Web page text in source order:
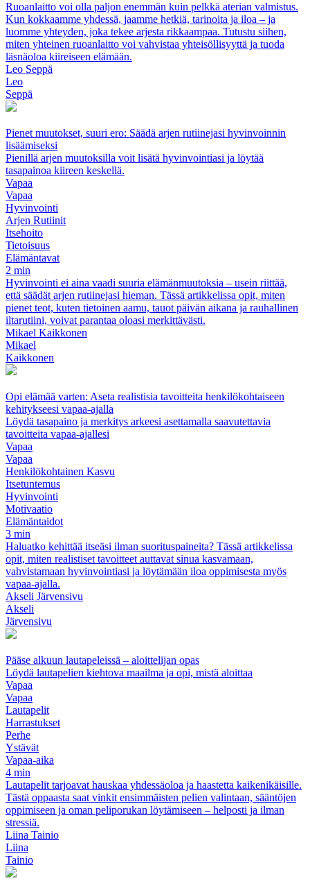
Ruoanlaitto voi olla paljon enemmän kuin pelkkä aterian valmistus.
Kun kokkaamme yhdessä, jaamme hetkiä, tarinoita ja iloa – ja
luomme yhteyden, joka tekee arjesta rikkaampaa. Tutustu siihen,
miten yhteinen ruoanlaitto voi vahvistaa yhteisöllisyyttä ja tuoda
läsnäoloa kiireiseen elämään.
Leo Seppä
Leo
Seppä
Pienet muutokset, suuri ero: Säädä arjen rutiinejasi hyvinvoinnin
lisäämiseksi
Pienillä arjen muutoksilla voit lisätä hyvinvointiasi ja löytää
tasapainoa kiireen keskellä.
Vapaa
Vapaa
Hyvinvointi
Arjen Rutiinit
Itsehoito
Tietoisuus
Elämäntavat
2 min
Hyvinvointi ei aina vaadi suuria elämänmuutoksia – usein riittää,
että säädät arjen rutiinejasi hieman. Tässä artikkelissa opit, miten
pienet teot, kuten tietoinen aamu, tauot päivän aikana ja rauhallinen
iltarutiini, voivat parantaa oloasi merkittävästi.
Mikael Kaikkonen
Mikael
Kaikkonen
Opi elämää varten: Aseta realistisia tavoitteita henkilökohtaiseen
kehitykseesi vapaa-ajalla
Löydä tasapaino ja merkitys arkeesi asettamalla saavutettavia
tavoitteita vapaa-ajallesi
Vapaa
Vapaa
Henkilökohtainen Kasvu
Itsetuntemus
Hyvinvointi
Motivaatio
Elämäntaidot
3 min
Haluatko kehittää itseäsi ilman suorituspaineita? Tässä artikkelissa
opit, miten realistiset tavoitteet auttavat sinua kasvamaan,
vahvistamaan hyvinvointiasi ja löytämään iloa oppimisesta myös
vapaa-ajalla.
Akseli Järvensivu
Akseli
Järvensivu
Pääse alkuun lautapeleissä – aloittelijan opas
Löydä lautapelien kiehtova maailma ja opi, mistä aloittaa
Vapaa
Vapaa
Lautapelit
Harrastukset
Perhe
Ystävät
Vapaa-aika
4 min
Lautapelit tarjoavat hauskaa yhdessäoloa ja haastetta kaikenikäisille.
Tästä oppaasta saat vinkit ensimmäisten pelien valintaan, sääntöjen
oppimiseen ja oman peliporukan löytämiseen – helposti ja ilman
stressiä.
Liina Tainio
Liina
Tainio